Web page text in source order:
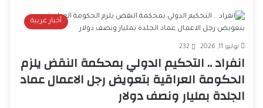
أخبار عربية
يوليو 11, 2026 232
انفراد .. التحكيم الدولي بمحكمة النقض يلزم
الحكومة العراقية بتعويض رجل الاعمال عماد
الجلدة بمليار ونصف دولار